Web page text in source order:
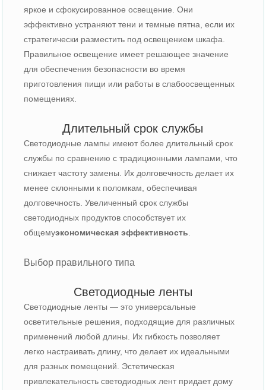
яркое и сфокусированное освещение. Они
эффективно устраняют тени и темные пятна, если их
стратегически разместить под освещением шкафа.
Правильное освещение имеет решающее значение
для обеспечения безопасности во время
приготовления пищи или работы в слабоосвещенных
помещениях.
Длительный срок службы
Светодиодные лампы имеют более длительный срок
службы по сравнению с традиционными лампами, что
снижает частоту замены. Их долговечность делает их
менее склонными к поломкам, обеспечивая
долговечность. Увеличенный срок службы
светодиодных продуктов способствует их
общемуэкономическая эффективность
Выбор правильного типа
Светодиодные ленты
Светодиодные ленты — это универсальные
осветительные решения, подходящие для различных
применений любой длины. Их гибкость позволяет
легко настраивать длину, что делает их идеальными
для разных помещений. Эстетическая
привлекательность светодиодных лент придает дому